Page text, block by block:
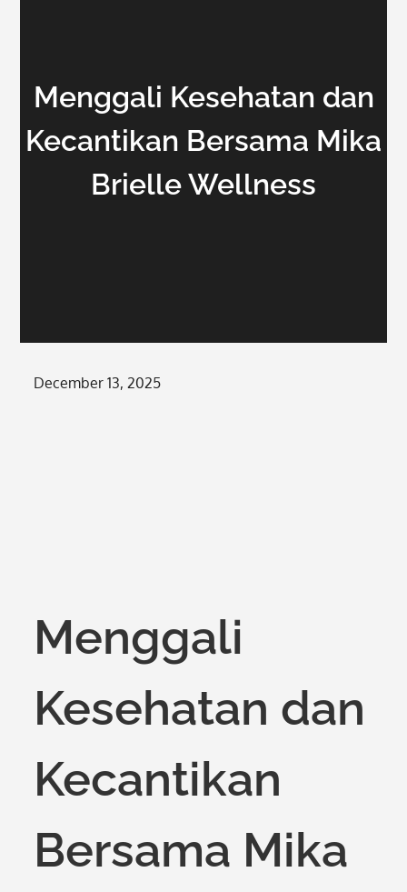
Menggali Kesehatan dan
Kecantikan Bersama Mika
Brielle Wellness
Posted
December 13, 2025
Menggali
Kesehatan dan
Kecantikan
Bersama Mika